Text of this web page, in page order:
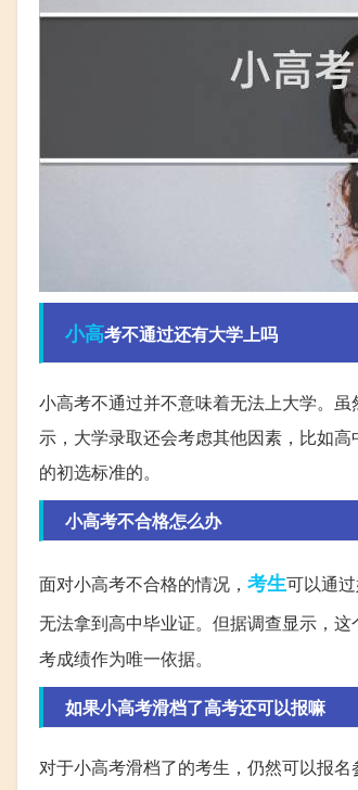
小高考不通过还有大学上吗
小高考不通过并不意味着无法上大学。
示，大学录取还会考虑其他因素，比如
的初选标准的。
小高考不合格怎么办
面对小高考不合格的情况， 考生可以通
无法拿到高中毕业证。但据调查显示，
考成绩作为唯一依据。
如果小高考滑档了高考还可以报嘛
对于小高考滑档了的考生，仍然可以报